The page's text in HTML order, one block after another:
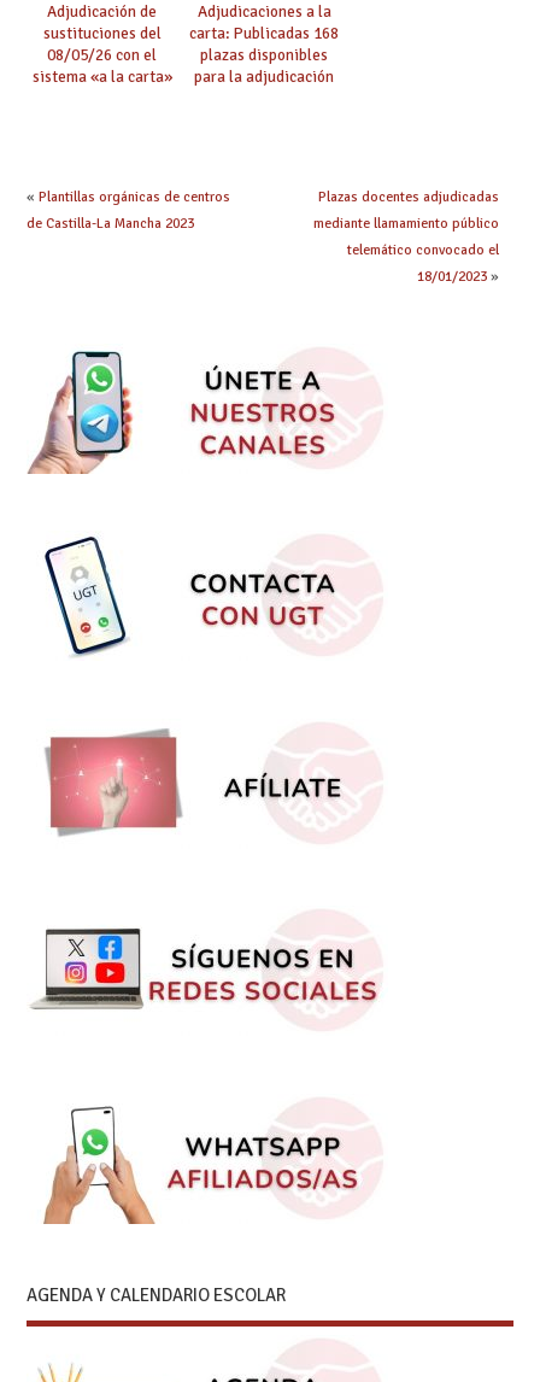
Adjudicación de
sustituciones del
08/05/26 con el
sistema «a la carta»
Adjudicaciones a la
carta: Publicadas 168
plazas disponibles
para la adjudicación
« Plantillas orgánicas de centros
de Castilla-La Mancha 2023
Plazas docentes adjudicadas
mediante llamamiento público
telemático convocado el
18/01/2023»
AGENDA Y CALENDARIO ESCOLAR